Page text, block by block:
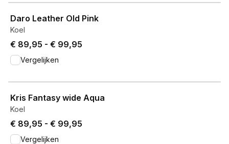
Daro Leather Old Pink
Koel
Price from € 89,95 to € 99,95.
€ 89,95 - € 99,95
Vergelijken
Kris Fantasy wide Aqua
Koel
Price from € 89,95 to € 99,95.
€ 89,95 - € 99,95
Vergelijken